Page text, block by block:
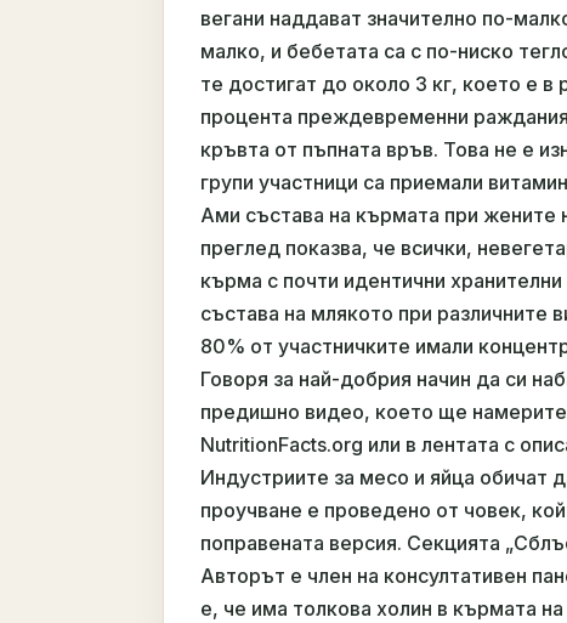
вегани наддават значително по-
малко, и бебетата са с по-ниско
те достигат до около 3 кг, което е
процента преждевременни
кръвта от пъпната връв. Това не е
групи участници са приемали
Ами състава на кърмата при жените
преглед показва, че всички,
кърма с почти идентични
състава на млякото при различните
80% от участничките имали
Говоря за най-добрия начин да си
предишно видео, което ще
NutritionFacts.org или в лентата с
Индустриите за месо и яйца обичат
проучване е проведено от човек,
поправената версия. Секцията
Авторът е член на консултативен
е, че има толкова холин в кърмата